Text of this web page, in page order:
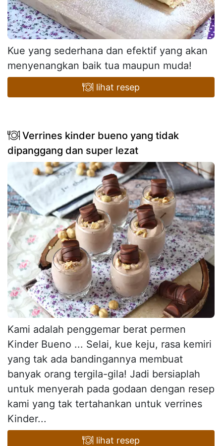
Kue yang sederhana dan efektif yang akan
menyenangkan baik tua maupun muda!
lihat resep
Verrines kinder bueno yang tidak
dipanggang dan super lezat
Kami adalah penggemar berat permen
Kinder Bueno ... Selai, kue keju, rasa kemiri
yang tak ada bandingannya membuat
banyak orang tergila-gila! Jadi bersiaplah
untuk menyerah pada godaan dengan resep
kami yang tak tertahankan untuk verrines
Kinder...
lihat resep